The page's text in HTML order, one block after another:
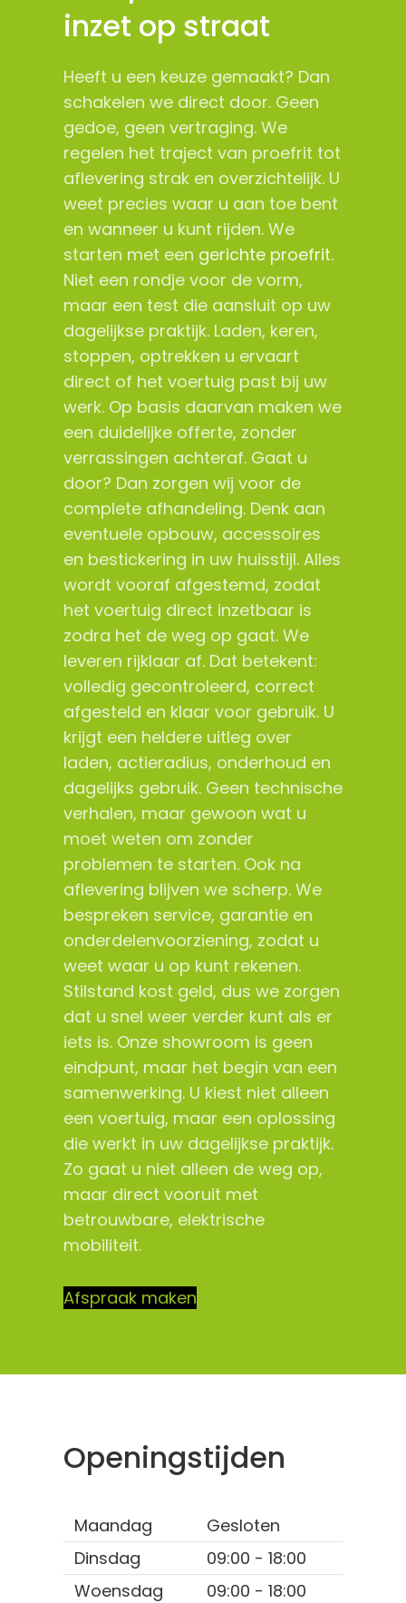
inzet op straat
Heeft u een keuze gemaakt? Dan
schakelen we direct door. Geen
gedoe, geen vertraging. We
regelen het traject van proefrit tot
aflevering strak en overzichtelijk. U
weet precies waar u aan toe bent
en wanneer u kunt rijden. We
starten met een gerichte proefrit.
Niet een rondje voor de vorm,
maar een test die aansluit op uw
dagelijkse praktijk. Laden, keren,
stoppen, optrekken u ervaart
direct of het voertuig past bij uw
werk. Op basis daarvan maken we
een duidelijke offerte, zonder
verrassingen achteraf. Gaat u
door? Dan zorgen wij voor de
complete afhandeling. Denk aan
eventuele opbouw, accessoires
en bestickering in uw huisstijl. Alles
wordt vooraf afgestemd, zodat
het voertuig direct inzetbaar is
zodra het de weg op gaat. We
leveren rijklaar af. Dat betekent:
volledig gecontroleerd, correct
afgesteld en klaar voor gebruik. U
krijgt een heldere uitleg over
laden, actieradius, onderhoud en
dagelijks gebruik. Geen technische
verhalen, maar gewoon wat u
moet weten om zonder
problemen te starten. Ook na
aflevering blijven we scherp. We
bespreken service, garantie en
onderdelenvoorziening, zodat u
weet waar u op kunt rekenen.
Stilstand kost geld, dus we zorgen
dat u snel weer verder kunt als er
iets is. Onze showroom is geen
eindpunt, maar het begin van een
samenwerking. U kiest niet alleen
een voertuig, maar een oplossing
die werkt in uw dagelijkse praktijk.
Zo gaat u niet alleen de weg op,
maar direct vooruit met
betrouwbare, elektrische
mobiliteit.
Afspraak maken
Openingstijden
Maandag
Gesloten
Dinsdag
09:00 - 18:00
Woensdag
09:00 - 18:00